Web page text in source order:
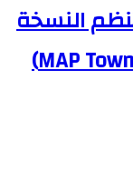
النسخة
الدولية الأولى لملتقى (MAP Town Hall)